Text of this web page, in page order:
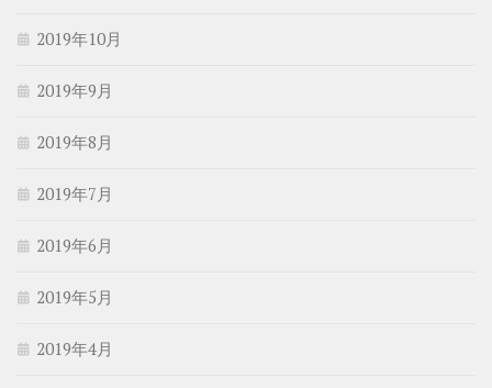
2019年10月
2019年9月
2019年8月
2019年7月
2019年6月
2019年5月
2019年4月